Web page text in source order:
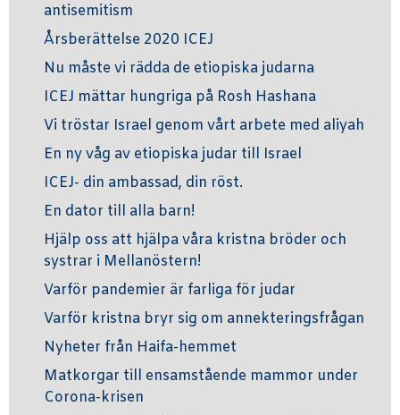
antisemitism
Årsberättelse 2020 ICEJ
Nu måste vi rädda de etiopiska judarna
ICEJ mättar hungriga på Rosh Hashana
Vi tröstar Israel genom vårt arbete med aliyah
En ny våg av etiopiska judar till Israel
ICEJ- din ambassad, din röst.
En dator till alla barn!
Hjälp oss att hjälpa våra kristna bröder och
systrar i Mellanöstern!
Varför pandemier är farliga för judar
Varför kristna bryr sig om annekteringsfrågan
Nyheter från Haifa-hemmet
Matkorgar till ensamstående mammor under
Corona-krisen